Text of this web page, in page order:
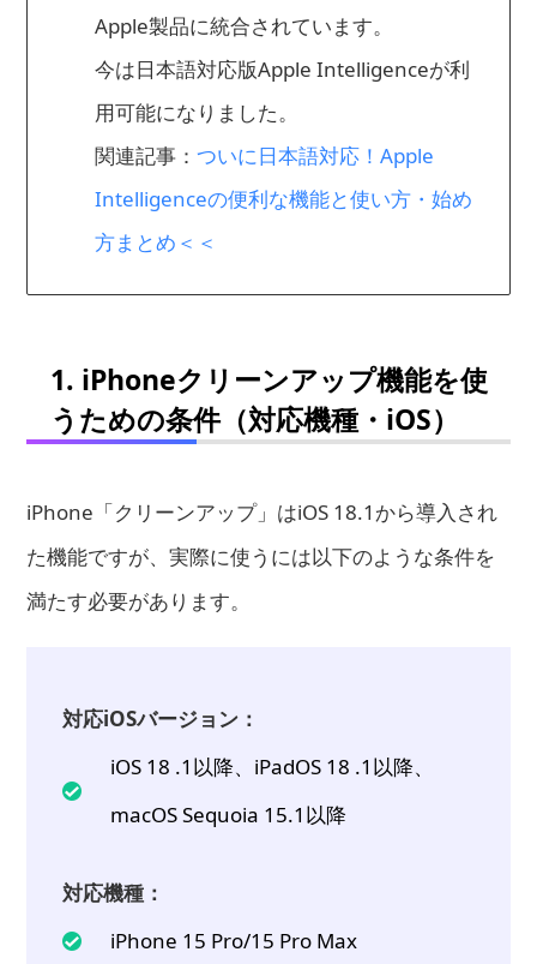
Apple製品に統合されています。
今は日本語対応版Apple Intelligenceが利
用可能になりました。
関連記事：ついに日本語対応！Apple
Intelligenceの便利な機能と使い方・始め
方まとめ＜＜
1. iPhoneクリーンアップ機能を使
うための条件（対応機種・iOS）
iPhone「クリーンアップ」はiOS 18.1から導入され
た機能ですが、実際に使うには以下のような条件を
満たす必要があります。
対応iOSバージョン：
iOS 18 .1以降、iPadOS 18 .1以降、
macOS Sequoia 15.1以降
対応機種：
iPhone 15 Pro/15 Pro Max